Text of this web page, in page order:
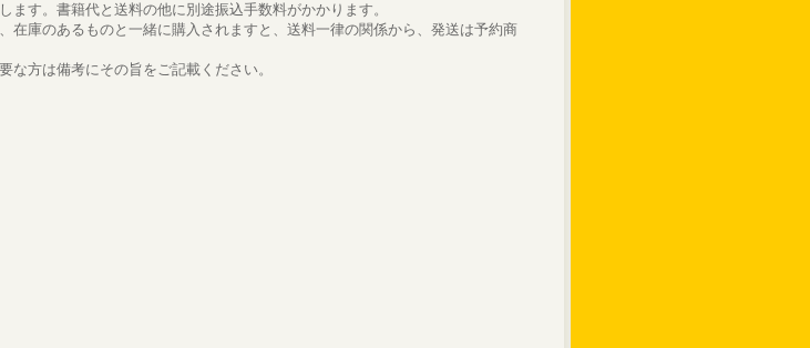
ます。書籍代と送料の他に別途振込手数料がかかります。
在庫のあるものと一緒に購入されますと、送料一律の関係から、発送は予約商
な方は備考にその旨をご記載ください。